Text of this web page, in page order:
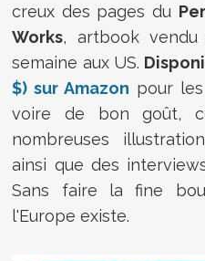
creux des pages du
Works, artbook
semaine aux US.
$) sur Amazon pour
voire de bon goût,
nombreuses
ainsi que des
Sans faire la fine
l'Europe existe.